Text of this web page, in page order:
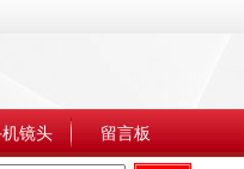
镜头 留言板